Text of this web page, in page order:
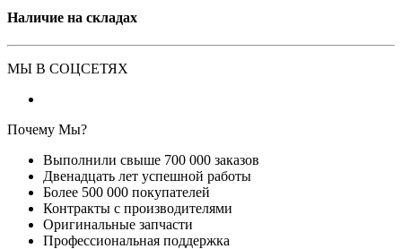
Наличие на складах
МЫ В СОЦСЕТЯХ
Почему Мы?
Выполнили свыше 700 000 заказов
Двенадцать лет успешной работы
Более 500 000 покупателей
Контракты с производителями
Оригинальные запчасти
Профессиональная поддержка